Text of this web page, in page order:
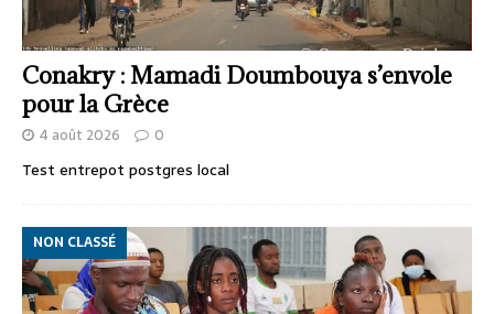
Conakry : Mamadi Doumbouya s’envole
pour la Grèce
4 août 2026 0
Test entrepot postgres local
NON CLASSÉ